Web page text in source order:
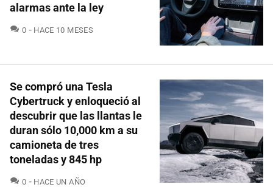
alarmas ante la ley
0 COMENTARIOS
HACE 10 MESES
Se compró una Tesla
Cybertruck y enloqueció al
descubrir que las llantas le
duran sólo 10,000 km a su
camioneta de tres
toneladas y 845 hp
0 COMENTARIOS
HACE UN AÑO